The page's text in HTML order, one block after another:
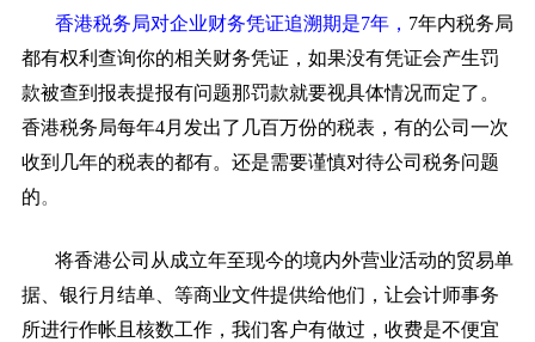
香港税务局对企业财务凭证追溯期是7年， 7年内税务局
都有权利查询你的相关财务凭证，如果没有凭证会产生罚
款被查到报表提报有问题那罚款就要视具体情况而定了。
香港税务局每年4月发出了几百万份的税表，有的公司一次
收到几年的税表的都有。还是需要谨慎对待公司税务问题
的。
将香港公司从成立年至现今的境内外营业活动的贸易单
据、银行月结单、等商业文件提供给他们，让会计师事务
所进行作帐且核数工作，我们客户有做过，收费是不便宜